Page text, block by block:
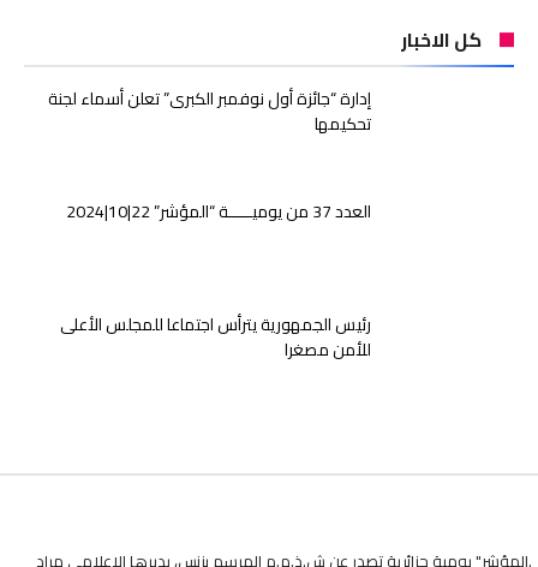
كل الاخبار
إدارة “جائزة أول نوفمبر الكبرى” تعلن أسماء لجنة
تحكيمها
العدد 37 من يوميـــــة “المؤشر” 22|10|2024
رئيس الجمهورية يترأس اجتماعا للمجلس الأعلى
للأمن مصغرا
.المؤشر" يومية جزائرية تصدر عن ش.ذ.م.م المرسم بزنس، يديرها الاعلامي مراد